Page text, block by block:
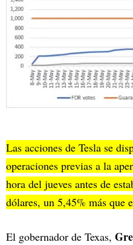
Las acciones de Tesla se
operaciones previas a la
hora del jueves antes de
dólares, un 5,45% más que
El gobernador de Texas,